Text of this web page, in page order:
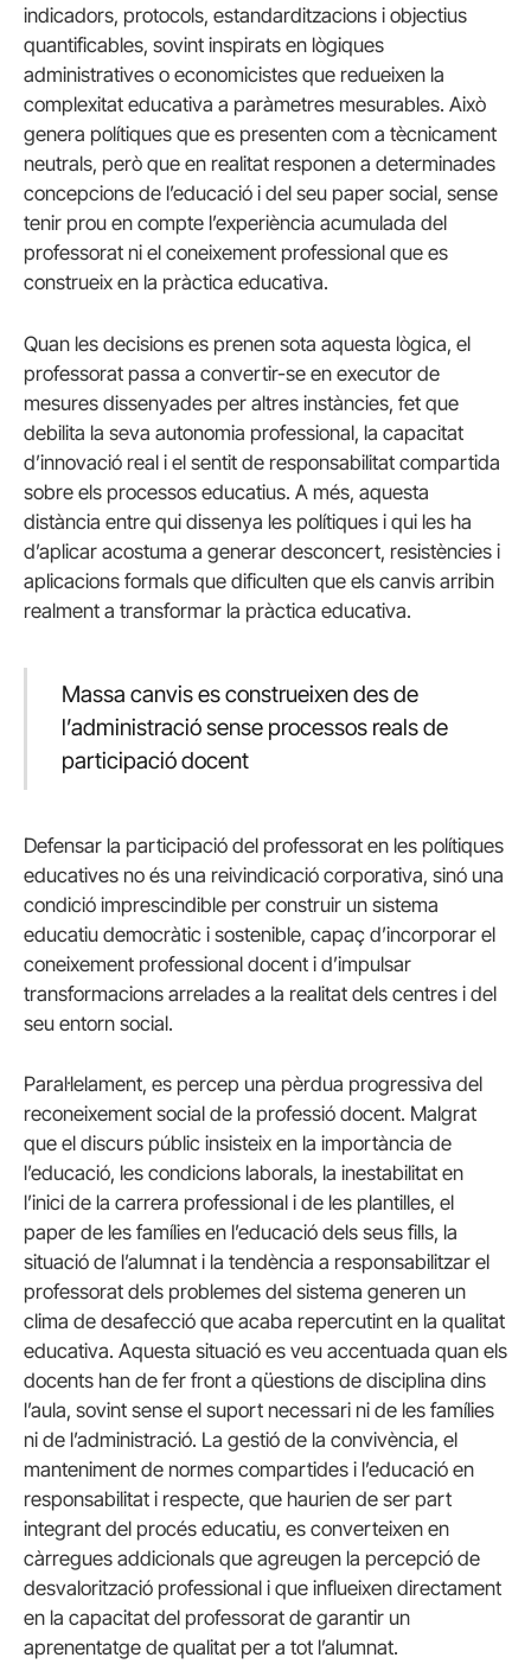
indicadors, protocols, estandarditzacions i objectius
quantificables, sovint inspirats en lògiques
administratives o economicistes que redueixen la
complexitat educativa a paràmetres mesurables. Això
genera polítiques que es presenten com a tècnicament
neutrals, però que en realitat responen a determinades
concepcions de l’educació i del seu paper social, sense
tenir prou en compte l’experiència acumulada del
professorat ni el coneixement professional que es
construeix en la pràctica educativa.
Quan les decisions es prenen sota aquesta lògica, el
professorat passa a convertir-se en executor de
mesures dissenyades per altres instàncies, fet que
debilita la seva autonomia professional, la capacitat
d’innovació real i el sentit de responsabilitat compartida
sobre els processos educatius. A més, aquesta
distància entre qui dissenya les polítiques i qui les ha
d’aplicar acostuma a generar desconcert, resistències i
aplicacions formals que dificulten que els canvis arribin
realment a transformar la pràctica educativa.
Massa canvis es construeixen des de
l’administració sense processos reals de
participació docent
Defensar la participació del professorat en les polítiques
educatives no és una reivindicació corporativa, sinó una
condició imprescindible per construir un sistema
educatiu democràtic i sostenible, capaç d’incorporar el
coneixement professional docent i d’impulsar
transformacions arrelades a la realitat dels centres i del
seu entorn social.
Paral·lelament, es percep una pèrdua progressiva del
reconeixement social de la professió docent. Malgrat
que el discurs públic insisteix en la importància de
l’educació, les condicions laborals, la inestabilitat en
l’inici de la carrera professional i de les plantilles, el
paper de les famílies en l’educació dels seus fills, la
situació de l’alumnat i la tendència a responsabilitzar el
professorat dels problemes del sistema generen un
clima de desafecció que acaba repercutint en la qualitat
educativa. Aquesta situació es veu accentuada quan els
docents han de fer front a qüestions de disciplina dins
l’aula, sovint sense el suport necessari ni de les famílies
ni de l’administració. La gestió de la convivència, el
manteniment de normes compartides i l’educació en
responsabilitat i respecte, que haurien de ser part
integrant del procés educatiu, es converteixen en
càrregues addicionals que agreugen la percepció de
desvalorització professional i que influeixen directament
en la capacitat del professorat de garantir un
aprenentatge de qualitat per a tot l’alumnat.